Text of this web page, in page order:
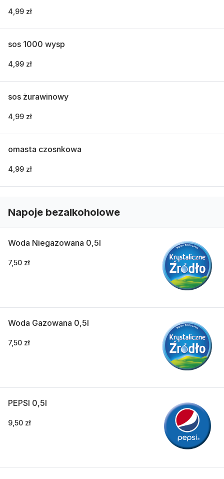
4,99 zł
sos 1000 wysp
4,99 zł
sos żurawinowy
4,99 zł
omasta czosnkowa
4,99 zł
Napoje bezalkoholowe
Woda Niegazowana 0,5l
7,50 zł
Woda Gazowana 0,5l
7,50 zł
PEPSI 0,5l
9,50 zł